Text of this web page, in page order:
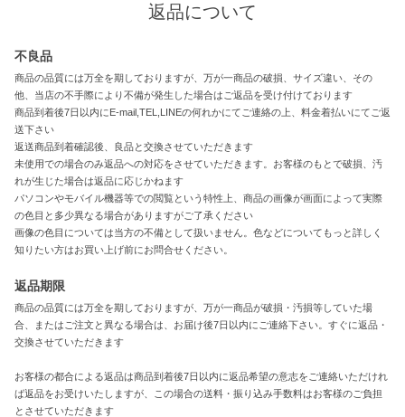
返品について
不良品
商品の品質には万全を期しておりますが、万が一商品の破損、サイズ違い、その
他、当店の不手際により不備が発生した場合はご返品を受け付けております
商品到着後7日以内にE-mail,TEL,LINEの何れかにてご連絡の上、料金着払いにてご返
送下さい
返送商品到着確認後、良品と交換させていただきます
未使用での場合のみ返品への対応をさせていただきます。お客様のもとで破損、汚
れが生じた場合は返品に応じかねます
パソコンやモバイル機器等での閲覧という特性上、商品の画像が画面によって実際
の色目と多少異なる場合がありますがご了承ください
画像の色目については当方の不備として扱いません。色などについてもっと詳しく
知りたい方はお買い上げ前にお問合せください。
返品期限
商品の品質には万全を期しておりますが、万が一商品が破損・汚損等していた場
合、またはご注文と異なる場合は、お届け後7日以内にご連絡下さい。すぐに返品・
交換させていただきます
お客様の都合による返品は商品到着後7日以内に返品希望の意志をご連絡いただけれ
ば返品をお受けいたしますが、この場合の送料・振り込み手数料はお客様のご負担
とさせていただきます